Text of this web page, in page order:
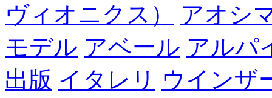
ヴィオニクス）
アオシ
モデル アベール アルパ
出版 イタレリ ウインザ